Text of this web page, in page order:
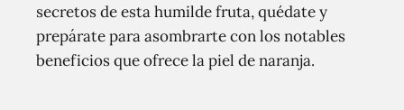
secretos de esta humilde fruta, quédate y
prepárate para asombrarte con los notables
beneficios que ofrece la piel de naranja.